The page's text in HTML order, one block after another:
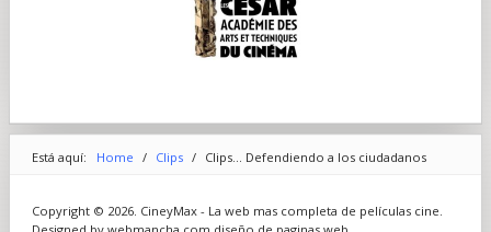
Está aquí: Home / Clips / Clips... Defendiendo a los ciudadanos
Copyright © 2026. CineyMax - La web mas completa de películas cine.